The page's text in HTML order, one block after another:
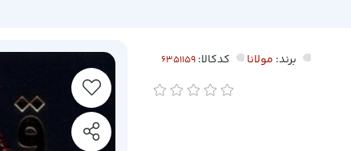
برند: مولانا کدکالا: